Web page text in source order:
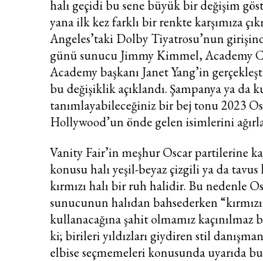
halı geçidi bu sene büyük bir değişim
yana ilk kez farklı bir renkte karşımıza
Angeles’taki Dolby Tiyatrosu’nun
günü sunucu Jimmy Kimmel, Academy
Academy başkanı Janet Yang’in
bu değişiklik açıklandı. Şampanya ya da
tanımlayabileceğiniz bir bej tonu 2023
Hollywood’un önde gelen isimlerini
Vanity Fair’in meşhur Oscar partilerine
konusu halı yeşil-beyaz çizgili ya da
kırmızı halı bir ruh halidir. Bu nedenle
sunucunun halıdan bahsederken
kullanacağına şahit olmamız kaçınılmaz
ki; birileri yıldızları giydiren stil
elbise seçmemeleri konusunda uyarıda